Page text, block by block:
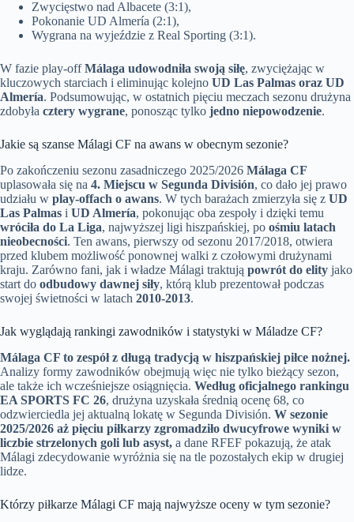
Zwycięstwo nad Albacete (3:1),
Pokonanie UD Almería (2:1),
Wygrana na wyjeździe z Real Sporting (3:1).
W fazie play-offMálaga udowodniła swoją siłę, zwyciężając w
kluczowych starciach i eliminując kolejno UD Las Palmas oraz UD
Almería. Podsumowując, w ostatnich pięciu meczach sezonu drużyna
zdobyła cztery wygrane, ponosząc tylko jedno niepowodzenie.
Jakie są szanse Málagi CF na awans w obecnym sezonie?
Po zakończeniu sezonu zasadniczego 2025/2026 Málaga CF
uplasowała się na 4. Miejscu w Segunda División, co dało jej prawo
udziału w play-offach o awans. W tych barażach zmierzyła się z UD
Las Palmas i UD Almería, pokonując oba zespoły i dzięki temu
wróciła do La Liga, najwyższej ligi hiszpańskiej, po ośmiu latach
nieobecności. Ten awans, pierwszy od sezonu 2017/2018, otwiera
przed klubem możliwość ponownej walki z czołowymi drużynami
kraju. Zarówno fani, jak i władze Málagi traktują powrót do elity jako
start do odbudowy dawnej siły, którą klub prezentował podczas
swojej świetności w latach 2010-2013.
Jak wyglądają rankingi zawodników i statystyki w Máladze CF?
Málaga CF to zespół z długą tradycją w hiszpańskiej piłce nożnej.
Analizy formy zawodników obejmują więc nie tylko bieżący sezon,
ale także ich wcześniejsze osiągnięcia. Według oficjalnego rankingu
EA SPORTS FC 26, drużyna uzyskała średnią ocenę 68, co
odzwierciedla jej aktualną lokatę w Segunda División. W sezonie
2025/2026 aż pięciu piłkarzy zgromadziło dwucyfrowe wyniki w
liczbie strzelonych goli lub asyst, a dane RFEF pokazują, że atak
Málagi zdecydowanie wyróżnia się na tle pozostałych ekip w drugiej
lidze.
Którzy piłkarze Málagi CF mają najwyższe oceny w tym sezonie?